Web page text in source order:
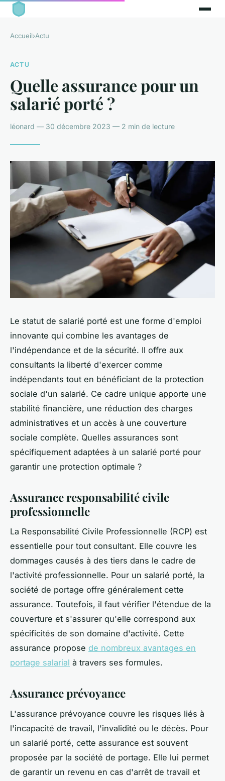
Accueil›Actu
ACTU
Quelle assurance pour un
salarié porté ?
léonard — 30 décembre 2023 — 2 min de lecture
Le statut de salarié porté est une forme d'emploi
innovante qui combine les avantages de
l'indépendance et de la sécurité. Il offre aux
consultants la liberté d'exercer comme
indépendants tout en bénéficiant de la protection
sociale d'un salarié. Ce cadre unique apporte une
stabilité financière, une réduction des charges
administratives et un accès à une couverture
sociale complète. Quelles assurances sont
spécifiquement adaptées à un salarié porté pour
garantir une protection optimale ?
Assurance responsabilité civile
professionnelle
La Responsabilité Civile Professionnelle (RCP) est
essentielle pour tout consultant. Elle couvre les
dommages causés à des tiers dans le cadre de
l'activité professionnelle. Pour un salarié porté, la
société de portage offre généralement cette
assurance. Toutefois, il faut vérifier l'étendue de la
couverture et s'assurer qu'elle correspond aux
spécificités de son domaine d'activité. Cette
assurance propose de nombreux avantages en
portage salarial à travers ses formules.
Assurance prévoyance
L'assurance prévoyance couvre les risques liés à
l'incapacité de travail, l'invalidité ou le décès. Pour
un salarié porté, cette assurance est souvent
proposée par la société de portage. Elle lui permet
de garantir un revenu en cas d'arrêt de travail et